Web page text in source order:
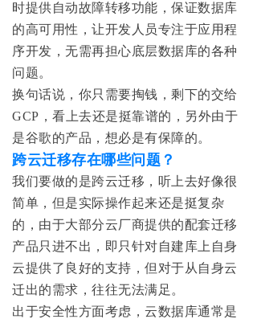
时提供自动故障转移功能，保证数据库
的高可用性，让开发人员专注于应用程
序开发，无需再担心底层数据库的各种
问题。
换句话说，你只需要掏钱，剩下的交给
GCP，看上去还是挺靠谱的，另外由于
是谷歌的产品，想必是有保障的。
跨云迁移存在哪些问题？
我们要做的是跨云迁移，听上去好像很
简单，但是实际操作起来还是挺复杂
的，由于大部分云厂商提供的配套迁移
产品只进不出，即只针对自建库上自身
云提供了良好的支持，但对于从自身云
迁出的需求，往往无法满足。
出于安全性方面考虑，云数据库通常是